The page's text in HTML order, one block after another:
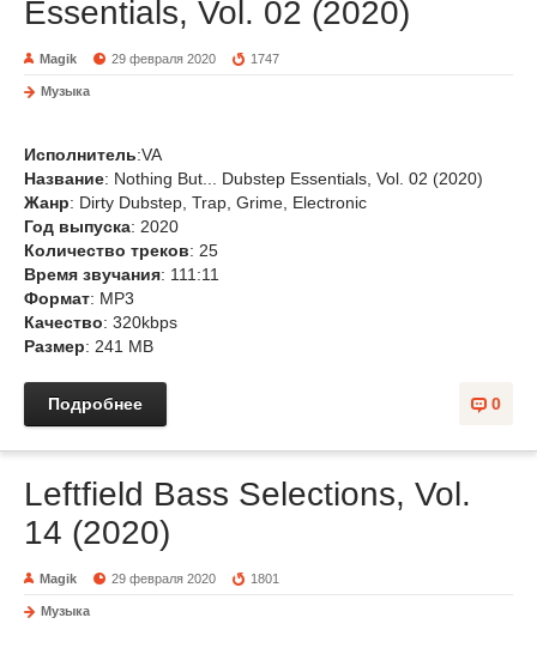
Essentials, Vol. 02 (2020)
Magik 29 февраля 2020 1747
Музыка
Исполнитель:VA
Название: Nothing But... Dubstep Essentials, Vol. 02 (2020)
Жанр: Dirty Dubstep, Trap, Grime, Electronic
Год выпуска: 2020
Количество треков: 25
Время звучания: 111:11
Формат: MP3
Качество: 320kbps
Размер: 241 MB
0
Подробнее
Leftfield Bass Selections, Vol.
14 (2020)
Magik 29 февраля 2020 1801
Музыка